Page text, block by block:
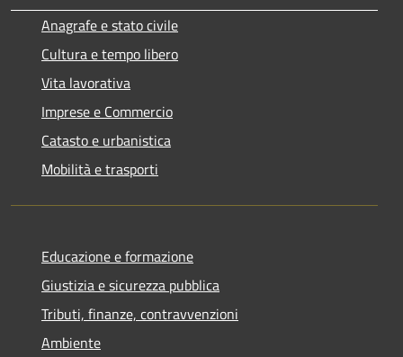
Anagrafe e stato civile
Cultura e tempo libero
Vita lavorativa
Imprese e Commercio
Catasto e urbanistica
Mobilità e trasporti
Educazione e formazione
Giustizia e sicurezza pubblica
Tributi, finanze, contravvenzioni
Ambiente